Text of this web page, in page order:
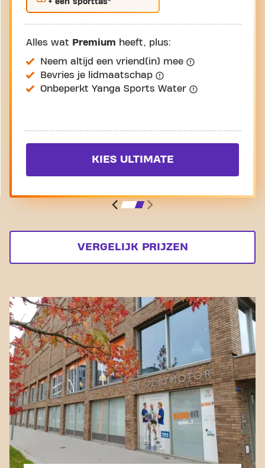
+ een sporttas*
Alles wat Premium heeft, plus:
Neem altijd een vriend(in) mee
Bevries je lidmaatschap
Onbeperkt Yanga Sports Water
KIES ULTIMATE
VERGELIJK PRIJZEN